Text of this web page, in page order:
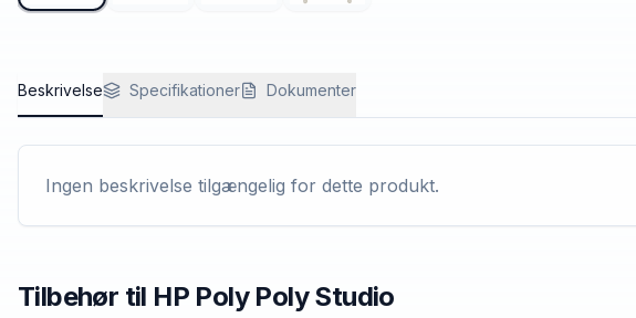
Beskrivelse Specifikationer Dokumenter
Ingen beskrivelse tilgængelig for dette produkt.
Tilbehør til HP Poly Poly Studio